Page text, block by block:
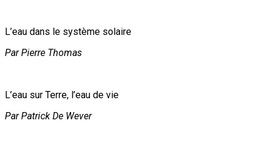
L’eau dans le système solaire
Par Pierre Thomas
L’eau sur Terre, l’eau de vie
Par Patrick De Wever